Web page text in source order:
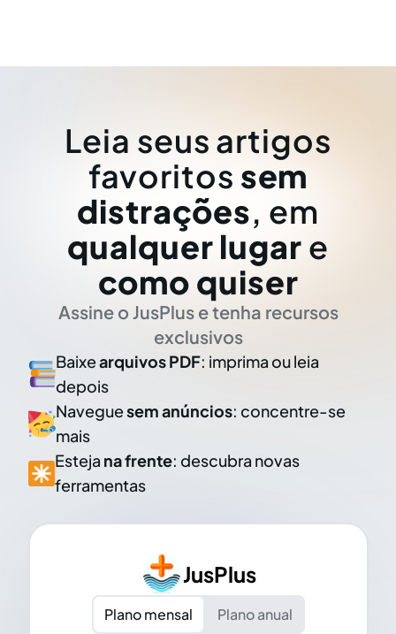
Leia seus artigos
favoritos sem
distrações, em
qualquer lugar e
como quiser
Assine o JusPlus e tenha recursos
exclusivos
Baixearquivos PDF: imprima ou leia
depois
Naveguesem anúncios: concentre-se
mais
Esteja na frente: descubra novas
ferramentas
JusPlus
Plano mensal
Plano anual